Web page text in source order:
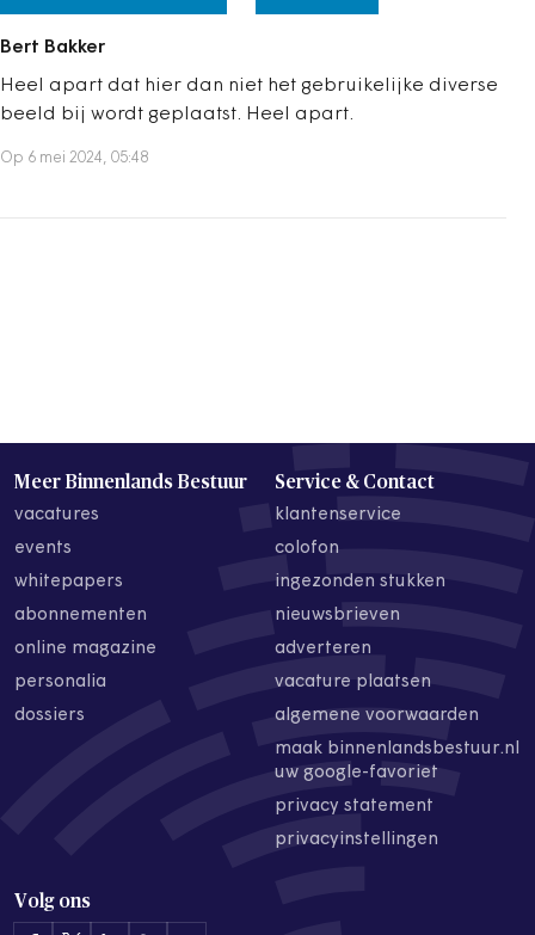
Bert Bakker
Heel apart dat hier dan niet het gebruikelijke diverse
beeld bij wordt geplaatst. Heel apart.
Op 6 mei 2024, 05:48
Meer Binnenlands Bestuur
vacatures
events
whitepapers
abonnementen
online magazine
personalia
dossiers
Service & Contact
klantenservice
colofon
ingezonden stukken
nieuwsbrieven
adverteren
vacature plaatsen
algemene voorwaarden
maak binnenlandsbestuur.nl
uw google-favoriet
privacy statement
privacyinstellingen
Volg ons